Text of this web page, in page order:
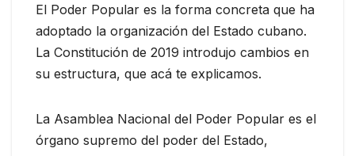
El Poder Popular es la forma concreta que ha
adoptado la organización del Estado cubano.
La Constitución de 2019 introdujo cambios en
su estructura, que acá te explicamos.
La Asamblea Nacional del Poder Popular es el
órgano supremo del poder del Estado,